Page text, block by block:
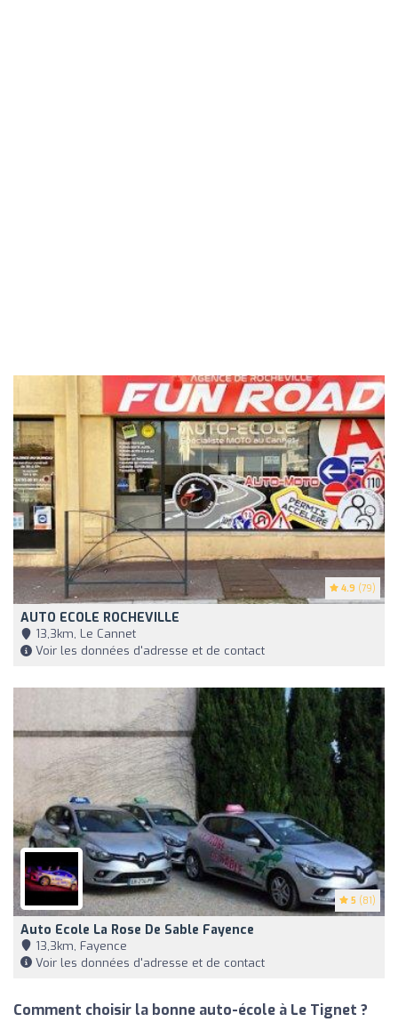
4.9 (79)
AUTO ECOLE ROCHEVILLE
13,3km, Le Cannet
Voir les données d'adresse et de contact
5 (81)
Auto Ecole La Rose De Sable Fayence
13,3km, Fayence
Voir les données d'adresse et de contact
Comment choisir la bonne auto-école à Le Tignet ?